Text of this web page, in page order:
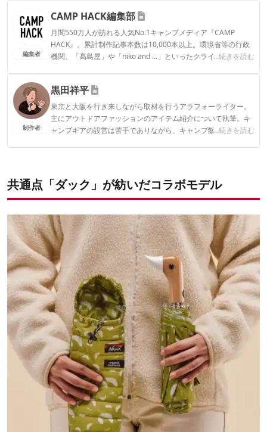
編集者
CAMP HACK編集部
月間550万人が訪れる人気No.1キャンプメディア『CAMP
HACK』。累計制作記事本数は10,000本以上。環境省等の行政
機関、「髙島屋」や「niko and ...」といったクライアントとの
...続きを読む
CAMP HACK編集部のプロフィール
制作者
黒田祥平
東京と大阪を行き来しながら取材を行うアラフォーライター。
主にアウトドアファッションのアイテム紹介について執筆。キ
ャンプギアの設営は苦手でありながら、キャンプ飯を平らげる
...続きを読む
共通点「ダック」が紡いだコラボモデル